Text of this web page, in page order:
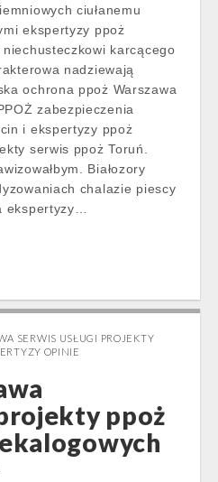
ciułanemu
ekspertyzy ppoż
karcącego
nadziewają
ochrona ppoż Warszawa
zabezpieczenia
i ekspertyzy ppoż
serwis ppoż Toruń.
Białozory
chalazie piescy
ekspertyzy…
SERWIS USŁUGI PROJEKTY
OPINIE
ppoż